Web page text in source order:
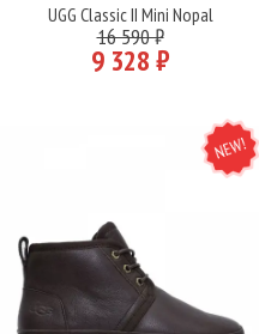
UGG Classic II Mini Nopal
16 590 ₽
9 328 ₽
NEW